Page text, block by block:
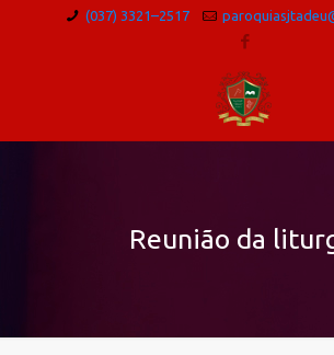
(037) 3321–2517
Reunião da